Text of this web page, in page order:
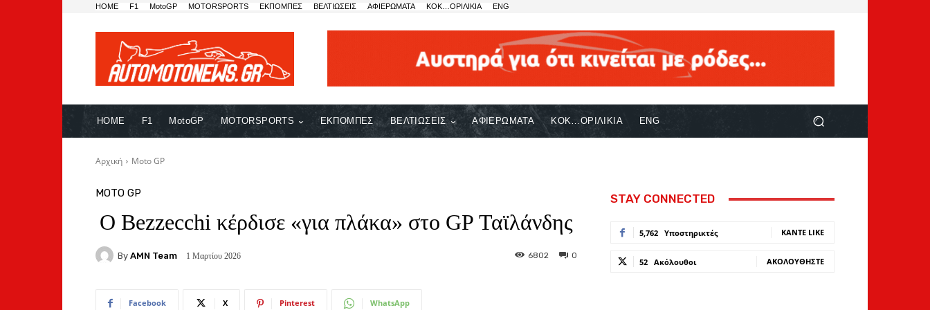
HOME F1 MotoGP MOTORSPORTS ΕΚΠΟΜΠΕΣ ΒΕΛΤΙΩΣΕΙΣ ΑΦΙΕΡΩΜΑΤΑ ΚΟΚ…ΟΡΙΛΙΚΙΑ ENG
HOME F1 MotoGP MOTORSPORTS ΕΚΠΟΜΠΕΣ ΒΕΛΤΙΩΣΕΙΣ ΑΦΙΕΡΩΜΑΤΑ ΚΟΚ…ΟΡΙΛΙΚΙΑ ENG
Αρχική Moto GP
MOTO GP
O Bezzecchi κέρδισε «για πλάκα» στο GP Ταϊλάνδης
By AMN Team 1 Μαρτίου 2026 0
6802
Facebook X Pinterest WhatsApp
STAY CONNECTED
5,762 Υποστηρικτές ΚΆΝΤΕ LIKE
52 Ακόλουθοι ΑΚΟΛΟΥΘΉΣΤΕ